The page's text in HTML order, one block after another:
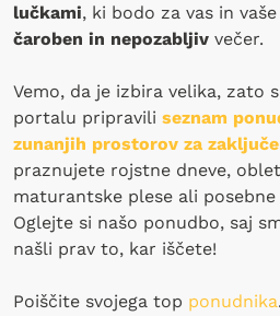
lučkami, ki bodo za vas in
čaroben in nepozabljiv večer.
Vemo, da je izbira velika, zato
portalu pripravili seznam
zunanjih prostorov za
praznujete rojstne dneve,
maturantske plese ali
Oglejte si našo ponudbo, saj
našli prav to, kar iščete!
Poiščite svojega top ponudnika.